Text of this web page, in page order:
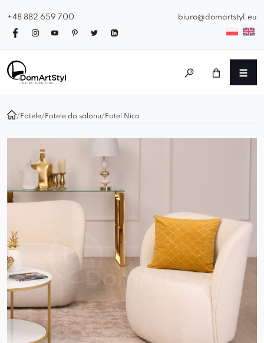
+48 882 659 700 biuro@domartstyl.eu
/ Fotele/ Fotele do salonu/ Fotel Nico